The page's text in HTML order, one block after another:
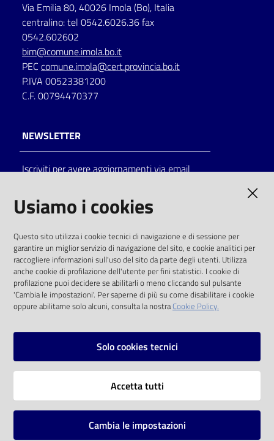
Seguici
su
on line
Eventi
Chiedi al
bibliotecario
Avvisi
Via Emilia 80, 40026 Imola (Bo), Italia
centralino: tel 0542.6026.36 fax
0542.602602
bim@comune.imola.bo.it
PEC comune.imola@cert.provincia.bo.it
P.IVA 00523381200
C.F. 00794470377
NEWSLETTER
Iscriviti per avere aggiornamenti via email
solo alle condizioni previste dalla direttiva
comunitaria 2003/98/CE e dal d.lgs. 36/2006
SOCIAL
Instagram
Vai alla pagina
Usiamo i cookies
Questo sito utilizza i cookie tecnici di navigazione e di sessione per
garantire un miglior servizio di navigazione del sito, e cookie analitici per
raccogliere informazioni sull'uso del sito da parte degli utenti. Utilizza
anche cookie di profilazione dell'utente per fini statistici. I cookie di
profilazione puoi decidere se abilitarli o meno cliccando sul pulsante
'Cambia le impostazioni'. Per saperne di più su come disabilitare i cookie
oppure abilitarne solo alcuni, consulta la nostraCookie Policy.
Solo cookies tecnici
Accetta tutti
Cambia le impostazioni